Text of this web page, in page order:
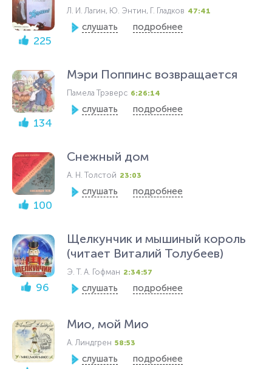
225
Л. И. Лагин, Ю. Энтин, Г. Гладков 47:41
слушать подробнее
134
Мэри Поппинс возвращается
Памела Трэверс 6:26:14
слушать подробнее
100
Снежный дом
А. Н. Толстой 23:03
слушать подробнее
96
Щелкунчик и мышиный король
(читает Виталий Толубеев)
Э. Т. А. Гофман 2:34:57
слушать подробнее
Мио, мой Мио
А. Линдгрен 58:53
слушать подробнее